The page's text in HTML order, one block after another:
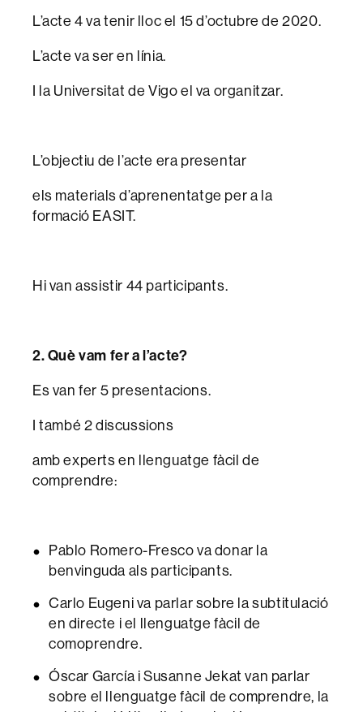
L’acte 4 va tenir lloc el 15 d’octubre de 2020.
L’acte va ser en línia.
I la Universitat de Vigo el va organitzar.
L’objectiu de l’acte era presentar
els materials d’aprenentatge per a la
formació EASIT.
Hi van assistir 44 participants.
2. Què vam fer a l’acte?
Es van fer 5 presentacions.
I també 2 discussions
amb experts en llenguatge fàcil de
comprendre:
Pablo Romero-Fresco va donar la
benvinguda als participants.
Carlo Eugeni va parlar sobre la subtitulació
en directe i el llenguatge fàcil de
comoprendre.
Óscar García i Susanne Jekat van parlar
sobre el llenguatge fàcil de comprendre, la